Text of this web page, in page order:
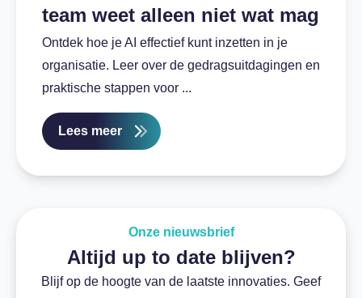
team weet alleen niet wat mag
Ontdek hoe je AI effectief kunt inzetten in je
organisatie. Leer over de gedragsuitdagingen en
praktische stappen voor ...
Lees meer
Onze nieuwsbrief
Altijd up to date blijven?
Blijf op de hoogte van de laatste innovaties. Geef